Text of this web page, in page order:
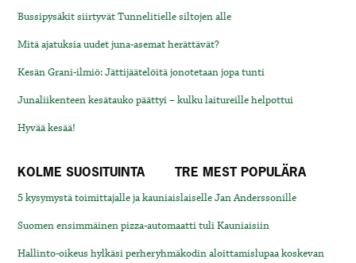
Bussipysäkit siirtyvät Tunnelitielle siltojen alle
Mitä ajatuksia uudet juna-asemat herättävät?
Kesän Grani-ilmiö: Jättijäätelöitä jonotetaan jopa tunti
Junaliikenteen kesätauko päättyi – kulku laitureille helpottui
Hyvää kesää!
KOLME SUOSITUINTA TRE MEST POPULÄRA
5 kysymystä toimittajalle ja kauniaislaiselle Jan Anderssonille
Suomen ensimmäinen pizza-automaatti tuli Kauniaisiin
Hallinto-oikeus hylkäsi perheryhmäkodin aloittamislupaa koskevan